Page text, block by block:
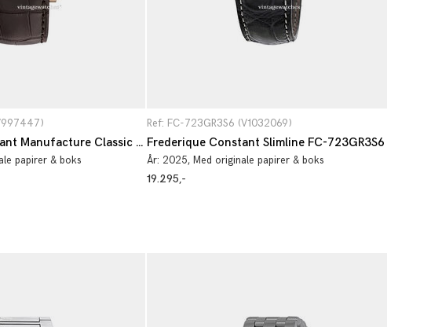
Frederique Constant Manufacture Classic Tourbillon FC-980G3H9
papirer & boks
Ref: FC-723GR3S6 (V1032069)
Frederique Constant Slimline FC-723GR3S6
År: 2025, Med originale papirer & boks
19.295,-